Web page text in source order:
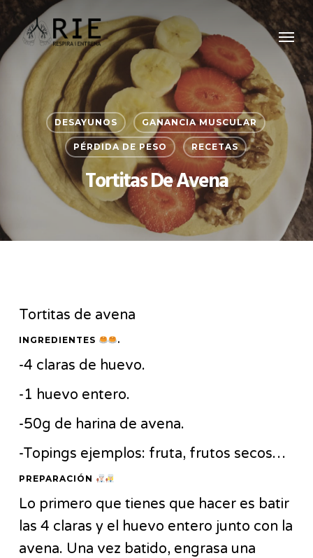
Skip
main
content
Menu
DESAYUNOS GANANCIA MUSCULAR
PÉRDIDA DE PESO RECETAS
Tortitas De Avena
Tortitas de avena
INGREDIENTES .
-4 claras de huevo.
-1 huevo entero.
-50g de harina de avena.
-Topings ejemplos: fruta, frutos secos…
PREPARACIÓN
Lo primero que tienes que hacer es batir
las 4 claras y el huevo entero junto con la
avena. Una vez batido, engrasa una